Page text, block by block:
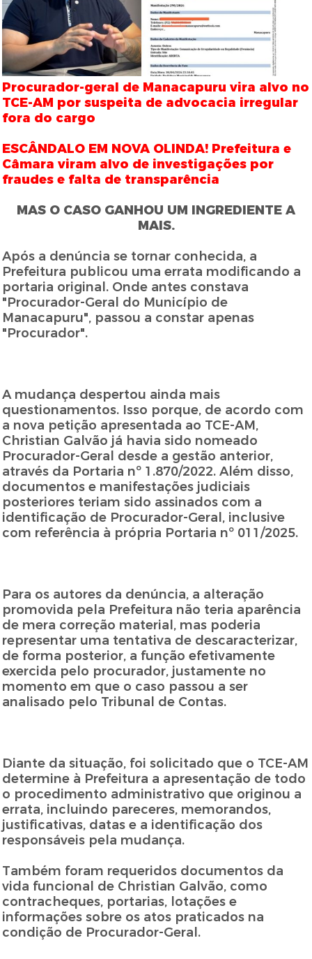
Procurador-geral de Manacapuru vira alvo no
TCE-AM por suspeita de advocacia irregular
fora do cargo
ESCÂNDALO EM NOVA OLINDA! Prefeitura e
Câmara viram alvo de investigações por
fraudes e falta de transparência
MAS O CASO GANHOU UM INGREDIENTE A
MAIS.
Após a denúncia se tornar conhecida, a
Prefeitura publicou uma errata modificando a
portaria original. Onde antes constava
"Procurador-Geral do Município de
Manacapuru", passou a constar apenas
"Procurador".
A mudança despertou ainda mais
questionamentos. Isso porque, de acordo com
a nova petição apresentada ao TCE-AM,
Christian Galvão já havia sido nomeado
Procurador-Geral desde a gestão anterior,
através da Portaria nº 1.870/2022. Além disso,
documentos e manifestações judiciais
posteriores teriam sido assinados com a
identificação de Procurador-Geral, inclusive
com referência à própria Portaria nº 011/2025.
Para os autores da denúncia, a alteração
promovida pela Prefeitura não teria aparência
de mera correção material, mas poderia
representar uma tentativa de descaracterizar,
de forma posterior, a função efetivamente
exercida pelo procurador, justamente no
momento em que o caso passou a ser
analisado pelo Tribunal de Contas.
Diante da situação, foi solicitado que o TCE-AM
determine à Prefeitura a apresentação de todo
o procedimento administrativo que originou a
errata, incluindo pareceres, memorandos,
justificativas, datas e a identificação dos
responsáveis pela mudança.
Também foram requeridos documentos da
vida funcional de Christian Galvão, como
contracheques, portarias, lotações e
informações sobre os atos praticados na
condição de Procurador-Geral.